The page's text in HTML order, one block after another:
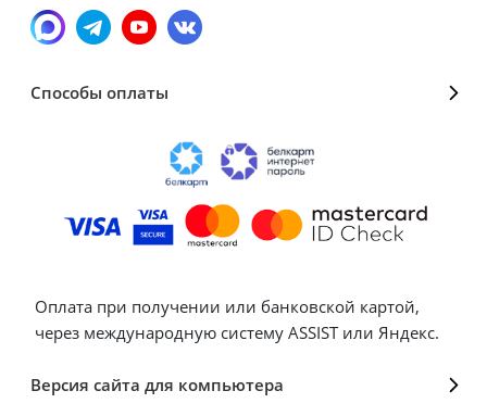
Способы оплаты
Оплата при получении или банковской картой,
через международную систему ASSIST или Яндекс.
Версия сайта для компьютера